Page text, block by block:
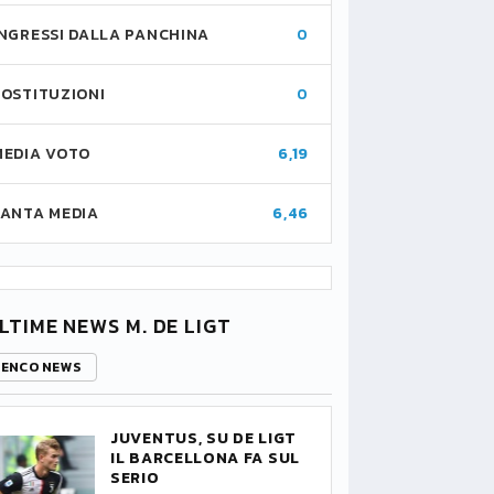
DALLA PANCHINA 0
0
VOTO 6,19
MEDIA 6,46
NEWS M. DE LIGT
NEWS
JUVENTUS, SU DE LIGT
IL BARCELLONA FA SUL
SERIO